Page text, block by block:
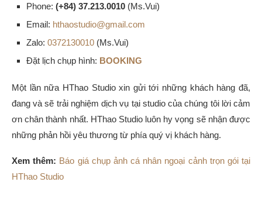
Phone: (+84) 37.213.0010 (Ms.Vui)
Email: hthaostudio@gmail.com
Zalo: 0372130010 (Ms.Vui)
Đặt lịch chụp hình: BOOKING
Một lần nữa HThao Studio xin gửi tới những khách hàng đã,
đang và sẽ trải nghiệm dịch vụ tại studio của chúng tôi lời cảm
ơn chân thành nhất. HThao Studio luôn hy vọng sẽ nhận được
những phản hồi yêu thương từ phía quý vị khách hàng.
Xem thêm: Báo giá chụp ảnh cá nhân ngoại cảnh trọn gói tại
HThao Studio